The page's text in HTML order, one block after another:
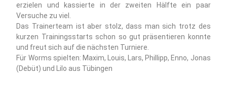
erzielen und kassierte in der zweiten Hälfte ein paar
Versuche zu viel.
Das Trainerteam ist aber stolz, dass man sich trotz des
kurzen Trainingsstarts schon so gut präsentieren konnte
und freut sich auf die nächsten Turniere.
Für Worms spielten: Maxim, Louis, Lars, Phillipp, Enno, Jonas
(Debüt) und Lilo aus Tübingen